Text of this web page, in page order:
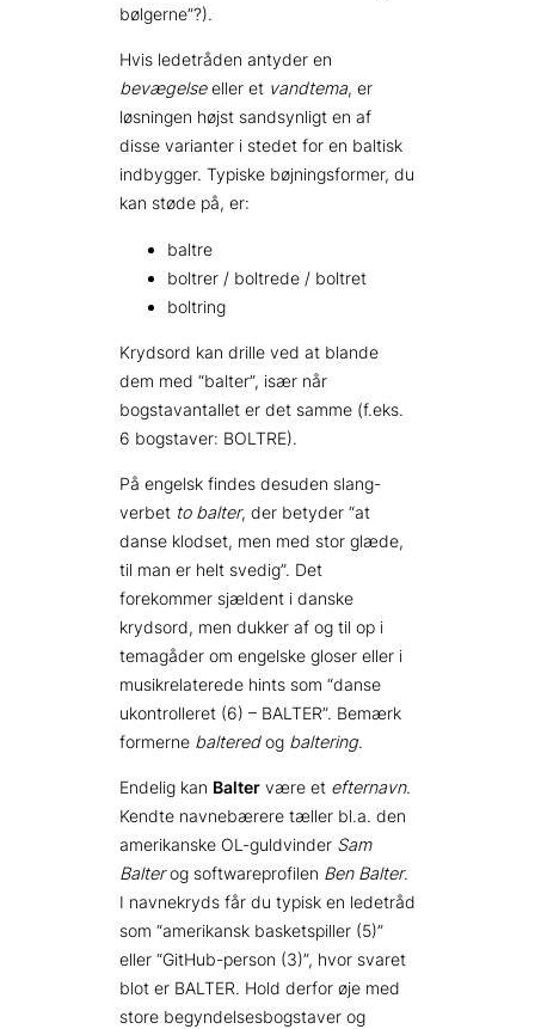
bølgerne”?).
Hvis ledetråden antyder en
bevægelseeller et vandtema, er
løsningen højst sandsynligt en af
disse varianter i stedet for en baltisk
indbygger. Typiske bøjningsformer, du
kan støde på, er:
baltre
boltrer / boltrede / boltret
boltring
Krydsord kan drille ved at blande
dem med “balter”, især når
bogstavantallet er det samme (f.eks.
6 bogstaver: BOLTRE).
På engelsk findes desuden slang-
verbet to balter, der betyder “at
danse klodset, men med stor glæde,
til man er helt svedig”. Det
forekommer sjældent i danske
krydsord, men dukker af og til op i
temagåder om engelske gloser eller i
musikrelaterede hints som “danse
ukontrolleret (6) – BALTER”. Bemærk
formerne balteredog baltering.
Endelig kan Balter være et efternavn.
Kendte navnebærere tæller bl.a. den
amerikanske OL-guldvinder Sam
Balterog softwareprofilen Ben Balter.
I navnekryds får du typisk en ledetråd
som “amerikansk basketspiller (5)”
eller “GitHub-person (3)”, hvor svaret
blot er BALTER. Hold derfor øje med
store begyndelsesbogstaver og